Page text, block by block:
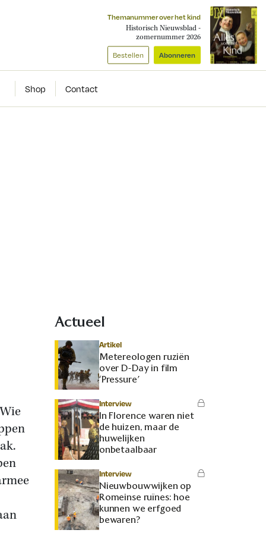
Themanummer over het kind
Historisch Nieuwsblad -
zomernummer 2026
Bestellen Abonneren
Shop Contact
Actueel
Artikel
Metereologen ruziën
over D-Day in film
‘Pressure’
Interview
In Florence waren niet
de huizen, maar de
huwelijken
onbetaalbaar
Interview
Nieuwbouwwijken op
Romeinse ruïnes: hoe
kunnen we erfgoed
bewaren?